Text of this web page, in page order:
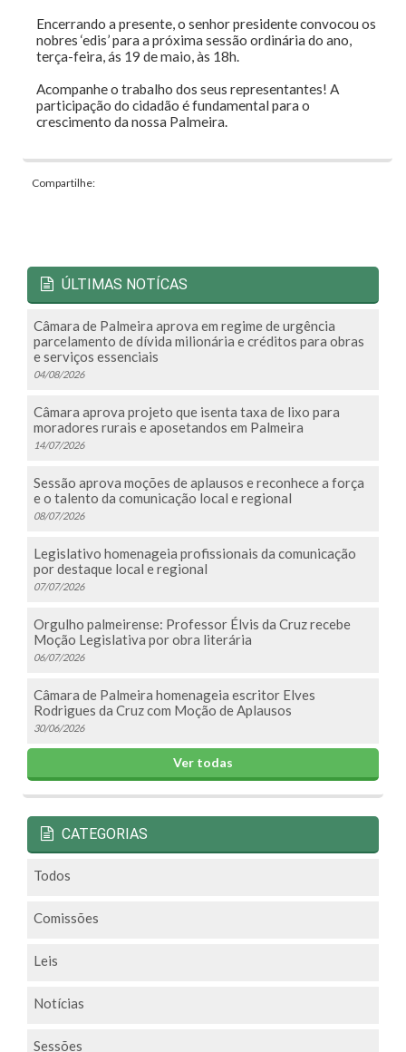
Encerrando a presente, o senhor presidente convocou os
nobres ‘edis’ para a próxima sessão ordinária do ano,
terça-feira, ás 19 de maio, às 18h.
Acompanhe o trabalho dos seus representantes! A
participação do cidadão é fundamental para o
crescimento da nossa Palmeira.
Compartilhe:
ÚLTIMAS NOTÍCAS
Câmara de Palmeira aprova em regime de urgência
parcelamento de dívida milionária e créditos para obras
e serviços essenciais
04/08/2026
Câmara aprova projeto que isenta taxa de lixo para
moradores rurais e aposetandos em Palmeira
14/07/2026
Sessão aprova moções de aplausos e reconhece a força
e o talento da comunicação local e regional
08/07/2026
Legislativo homenageia profissionais da comunicação
por destaque local e regional
07/07/2026
Orgulho palmeirense: Professor Élvis da Cruz recebe
Moção Legislativa por obra literária
06/07/2026
Câmara de Palmeira homenageia escritor Elves
Rodrigues da Cruz com Moção de Aplausos
30/06/2026
Ver todas
CATEGORIAS
Todos
Comissões
Leis
Notícias
Sessões